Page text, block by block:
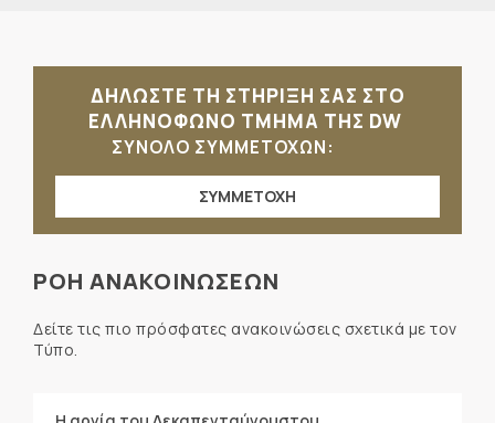
ΔΗΛΩΣΤΕ ΤΗ ΣΤΗΡΙΞΗ ΣΑΣ ΣΤΟ
ΕΛΛΗΝΟΦΩΝΟ ΤΜΗΜΑ ΤΗΣ DW
ΣΥΝΟΛΟ ΣΥΜΜΕΤΟΧΩΝ:
ΣΥΜΜΕΤΟΧΗ
ΡΟΗ ΑΝΑΚΟΙΝΩΣΕΩΝ
Δείτε τις πιο πρόσφατες ανακοινώσεις σχετικά με τον
Τύπο.